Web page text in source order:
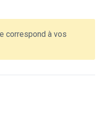
correspond à vos